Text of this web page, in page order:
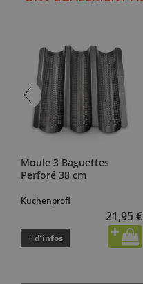
Moule 3 Baguettes
Perforé 38 cm
Kuchenprofi
21,95 €
+ d’infos